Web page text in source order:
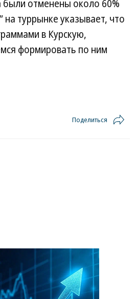
были отменены около 60%
на туррынке указывает, что
в Курскую,
формировать по ним
Поделиться